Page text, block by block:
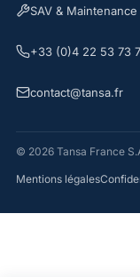
SAV & Maintenance
+33 (0)4 22 53 73
contact@tansa.fr
© 2026 Tansa France
Mentions légales